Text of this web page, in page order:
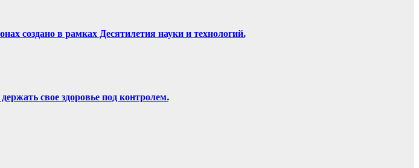
создано в рамках Десятилетия науки и технологий.
свое здоровье под контролем.